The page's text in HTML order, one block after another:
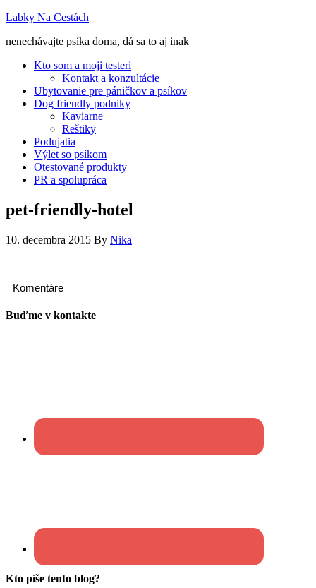
Labky Na Cestách
nenechávajte psíka doma, dá sa to aj inak
Kto som a moji testeri
Kontakt a konzultácie
Ubytovanie pre páničkov a psíkov
Dog friendly podniky
Kaviarne
Reštiky
Podujatia
Výlet so psíkom
Otestované produkty
PR a spolupráca
pet-friendly-hotel
10. decembra 2015 By Nika
Komentáre
Buďme v kontakte
Kto píše tento blog?